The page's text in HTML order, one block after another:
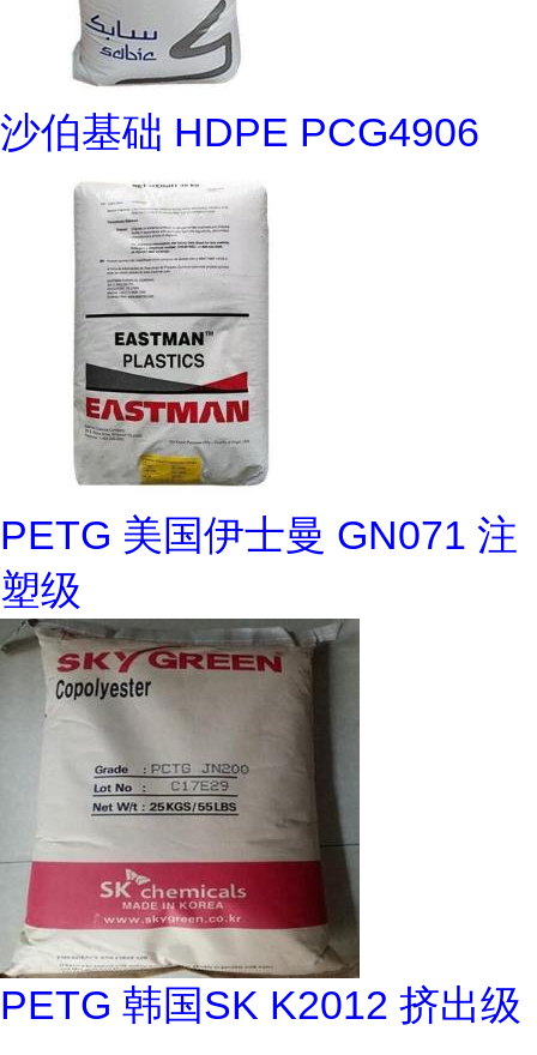
沙伯基础 HDPE PCG4906
PETG 美国伊士曼 GN071 注
塑级
PETG 韩国SK K2012 挤出级